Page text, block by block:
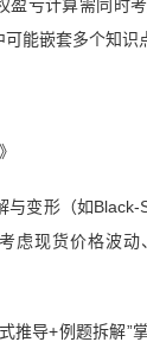
盈亏计算需同时
能嵌套多个知识
与变形（如
虑现货价格波
推导+例题拆解”